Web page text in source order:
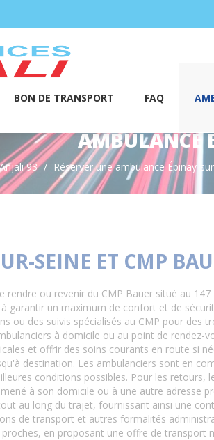
BON DE TRANSPORT FAQ
AMBULANCE
93 Réserver une ambulance Épinay-
SEINE ET CMP
ou revenir du CMP Bauer situé au
garantir un maximum de confort et de
ou des suivis spécialisés au CMP pour des
à domicile ou au point de
et offrir des soins courants en route si
destination. Les ambulanciers sont en
conditions possibles. Pour les
à son domicile ou à une autre adresse
au long du trajet, fournissant ainsi une
de transport et autres formalités
en proposant une offre de transport